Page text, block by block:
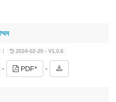
2024-02-20 - V1.0.6
- PDF* -